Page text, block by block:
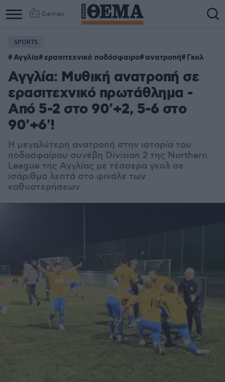
Games
SPORTS
Αγγλία ερασιτεχνικό ποδόσφαιρο ανατροπή Γκολ
Αγγλία: Μυθική ανατροπή σε
ερασιτεχνικό πρωτάθλημα -
Από 5-2 στο 90'+2, 5-6 στο
90'+6'!
Η μεγαλύτερη ανατροπή στην ιστορία του
ποδοσφαίρου συνέβη Division 2 της Northern
League της Αγγλίας με τέσσερα γκολ σε
ισάριθμα λεπτά στο φινάλε των
καθυστερήσεων